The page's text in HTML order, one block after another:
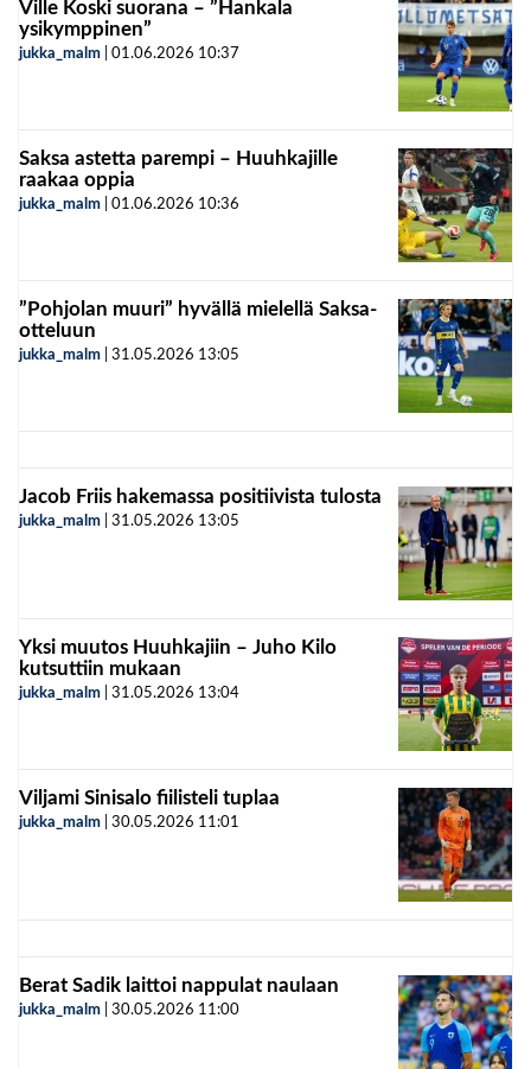
Ville Koski suorana – ”Hankala
ysikymppinen”
jukka_malm 01.06.2026 10:37
Saksa astetta parempi – Huuhkajille
raakaa oppia
jukka_malm 01.06.2026 10:36
”Pohjolan muuri” hyvällä mielellä Saksa-
otteluun
jukka_malm 31.05.2026 13:05
Jacob Friis hakemassa positiivista tulosta
jukka_malm 31.05.2026 13:05
Yksi muutos Huuhkajiin – Juho Kilo
kutsuttiin mukaan
jukka_malm 31.05.2026 13:04
Viljami Sinisalo fiilisteli tuplaa
jukka_malm 30.05.2026 11:01
Berat Sadik laittoi nappulat naulaan
jukka_malm 30.05.2026 11:00